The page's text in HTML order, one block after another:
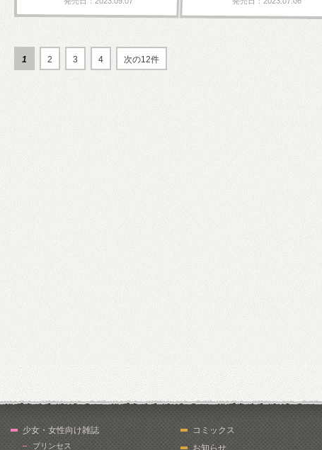
1 2 3 4 次の12件
少女・女性向け雑誌
プリンセス
コミックス
お知らせ